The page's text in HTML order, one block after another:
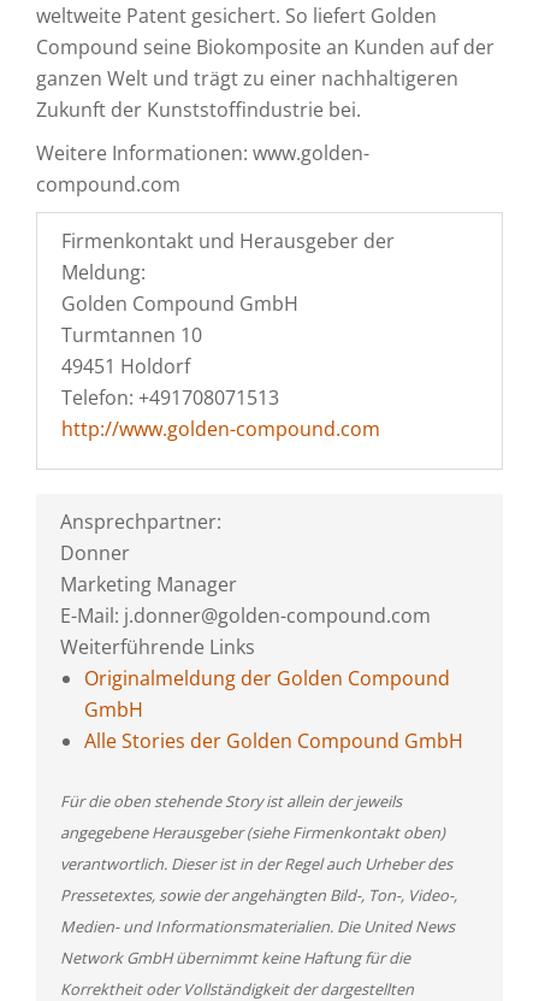
weltweite Patent gesichert. So liefert Golden
Compound seine Biokomposite an Kunden auf der
ganzen Welt und trägt zu einer nachhaltigeren
Zukunft der Kunststoffindustrie bei.
Weitere Informationen: www.golden-
compound.com
Firmenkontakt und Herausgeber der
Meldung:
Golden Compound GmbH
Turmtannen 10
49451 Holdorf
Telefon: +491708071513
http://www.golden-compound.com
Ansprechpartner:
Donner
Marketing Manager
E-Mail: j.donner@golden-compound.com
Weiterführende Links
Originalmeldung der Golden Compound
GmbH
Alle Stories der Golden Compound GmbH
Für die oben stehende Story ist allein der jeweils
angegebene Herausgeber (siehe Firmenkontakt oben)
verantwortlich. Dieser ist in der Regel auch Urheber des
Pressetextes, sowie der angehängten Bild-, Ton-, Video-,
Medien- und Informationsmaterialien. Die United News
Network GmbH übernimmt keine Haftung für die
Korrektheit oder Vollständigkeit der dargestellten